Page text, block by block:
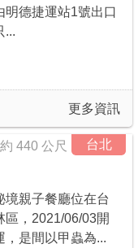
明德捷運站1號出口
...
更多資訊
台北
約 440 公尺
境親子餐廳位在台
區，2021/06/03開
，是間以甲蟲為...